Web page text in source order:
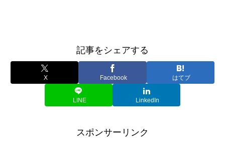
記事をシェアする
X Facebook はてブ
LINE LinkedIn
スポンサーリンク